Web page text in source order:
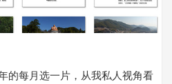
每月选一片，从我私人视角看